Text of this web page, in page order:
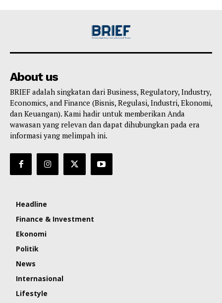
About us
BRIEF adalah singkatan dari Business, Regulatory, Industry,
Economics, and Finance (Bisnis, Regulasi, Industri, Ekonomi,
dan Keuangan). Kami hadir untuk memberikan Anda
wawasan yang relevan dan dapat dihubungkan pada era
informasi yang melimpah ini.
Headline
Finance & Investment
Ekonomi
Politik
News
Internasional
Lifestyle